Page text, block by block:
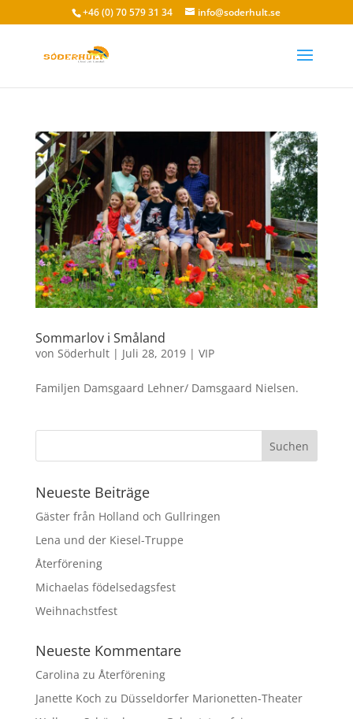
+46 (0) 70 579 31 34 info@soderhult.se
Sommarlov i Småland
von Söderhult| Juli 28, 2019| VIP
Familjen Damsgaard Lehner/ Damsgaard Nielsen.
Neueste Beiträge
Gäster från Holland och Gullringen
Lena und der Kiesel-Truppe
Återförening
Michaelas födelsedagsfest
Weihnachstfest
Neueste Kommentare
Carolina zu Återförening
Janette Koch zu Düsseldorfer Marionetten-Theater